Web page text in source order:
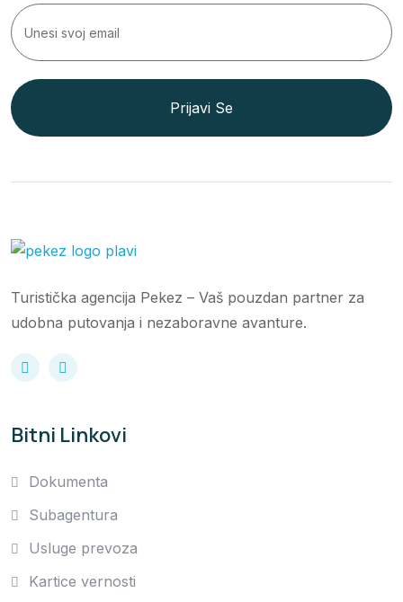
Prijavi Se
Turistička agencija Pekez – Vaš pouzdan partner za
udobna putovanja i nezaboravne avanture.
Bitni Linkovi
Dokumenta
Subagentura
Usluge prevoza
Kartice vernosti